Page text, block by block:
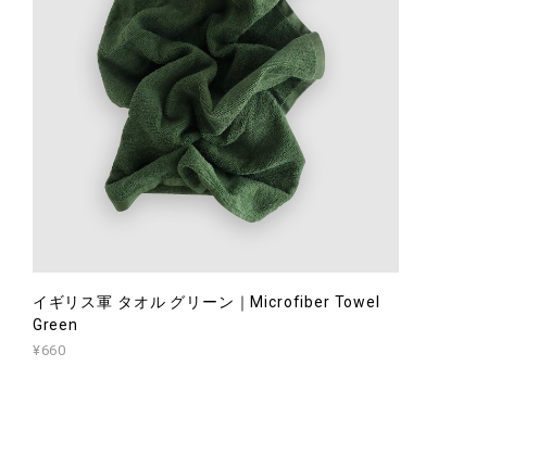
イギリス軍 タオル グリーン｜Microfiber Towel
Green
¥660